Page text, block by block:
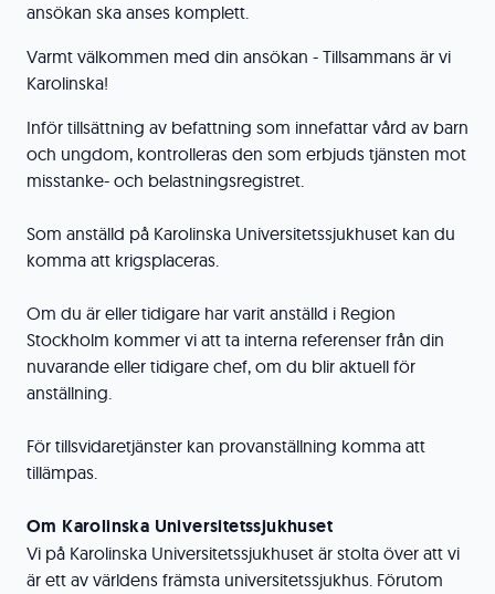
ansökan ska anses komplett.
Varmt välkommen med din ansökan - Tillsammans är vi
Karolinska!
Inför tillsättning av befattning som innefattar vård av barn
och ungdom, kontrolleras den som erbjuds tjänsten mot
misstanke- och belastningsregistret.
Som anställd på Karolinska Universitetssjukhuset kan du
komma att krigsplaceras.
Om du är eller tidigare har varit anställd i Region
Stockholm kommer vi att ta interna referenser från din
nuvarande eller tidigare chef, om du blir aktuell för
anställning.
För tillsvidaretjänster kan provanställning komma att
tillämpas.
Om Karolinska Universitetssjukhuset
Vi på Karolinska Universitetssjukhuset är stolta över att vi
är ett av världens främsta universitetssjukhus. Förutom